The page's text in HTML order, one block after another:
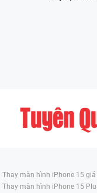
Thay màn hình iPhone 15 giá
Thay màn hình iPhone 15